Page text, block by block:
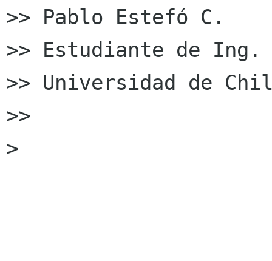
>> Pablo Estefó C.
>> Estudiante de Ing.
>> Universidad de
>>
>